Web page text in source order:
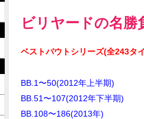
ビリヤードの名勝
ベストバウトシリーズ(全243タ
BB.1〜50(2012年上半期)
BB.51〜107(2012年下半期)
BB.108〜186(2013年)